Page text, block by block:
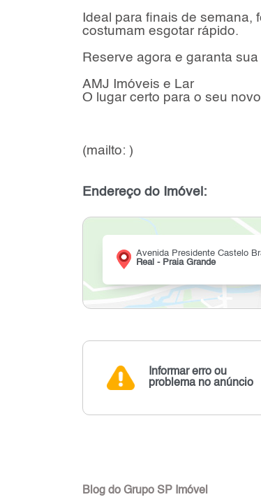
Ideal para finais de semana,
costumam esgotar rápido.
Reserve agora e garanta
AMJ Imóveis e Lar
O lugar certo para o seu
(mailto: )
Endereço do Imóvel:
Avenida Presidente Castelo
Real - Praia Grande
Informar erro ou
problema no anúncio
Blog do Grupo SP Imóvel